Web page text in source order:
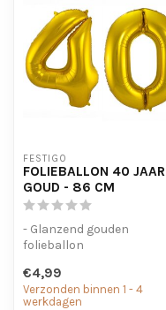
FESTIGO
FOLIEBALLON 40
GOUD - 86 CM
- Glanzend gouden
folieballon
lucht
- Met oogjes om ...
€4,99
Verzonden binnen 1 - 4
werkdagen